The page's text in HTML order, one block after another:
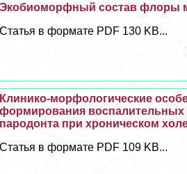
Экобиоморфный состав флоры
Статья в формате PDF 130 KB...
Клинико-морфологические
формирования воспалительных
пародонта при хроническом
Статья в формате PDF 109 KB...